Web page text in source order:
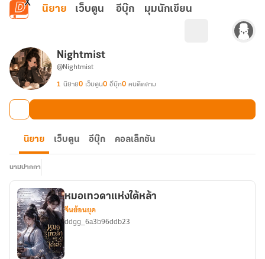
ข้ามไปยังเนื้อหาหลัก
นิยาย เว็บตูน อีบุ๊ก มุมนักเขียน
Nightmist
@Nightmist
1 นิยาย0 เว็บตูน0 อีบุ๊ก0 คนติดตาม
นิยาย เว็บตูน อีบุ๊ก คอลเล็กชัน
นามปากกา
หมอเทวดาแห่งใต้หล้า
จีนย้อนยุค
ddgg_6a3b96ddb23